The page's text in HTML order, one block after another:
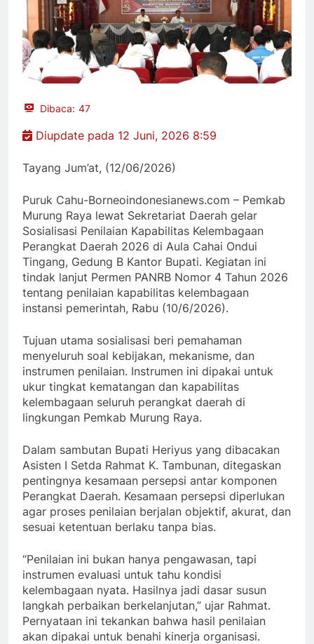
Dibaca: 47
Diupdate pada 12 Juni, 2026 8:59
Tayang Jum’at, (12/06/2026)
Puruk Cahu-Borneoindonesianews.com – Pemkab
Murung Raya lewat Sekretariat Daerah gelar
Sosialisasi Penilaian Kapabilitas Kelembagaan
Perangkat Daerah 2026 di Aula Cahai Ondui
Tingang, Gedung B Kantor Bupati. Kegiatan ini
tindak lanjut Permen PANRB Nomor 4 Tahun 2026
tentang penilaian kapabilitas kelembagaan
instansi pemerintah, Rabu (10/6/2026).
Tujuan utama sosialisasi beri pemahaman
menyeluruh soal kebijakan, mekanisme, dan
instrumen penilaian. Instrumen ini dipakai untuk
ukur tingkat kematangan dan kapabilitas
kelembagaan seluruh perangkat daerah di
lingkungan Pemkab Murung Raya.
Dalam sambutan Bupati Heriyus yang dibacakan
Asisten I Setda Rahmat K. Tambunan, ditegaskan
pentingnya kesamaan persepsi antar komponen
Perangkat Daerah. Kesamaan persepsi diperlukan
agar proses penilaian berjalan objektif, akurat, dan
sesuai ketentuan berlaku tanpa bias.
“Penilaian ini bukan hanya pengawasan, tapi
instrumen evaluasi untuk tahu kondisi
kelembagaan nyata. Hasilnya jadi dasar susun
langkah perbaikan berkelanjutan,” ujar Rahmat.
Pernyataan ini tekankan bahwa hasil penilaian
akan dipakai untuk benahi kinerja organisasi.